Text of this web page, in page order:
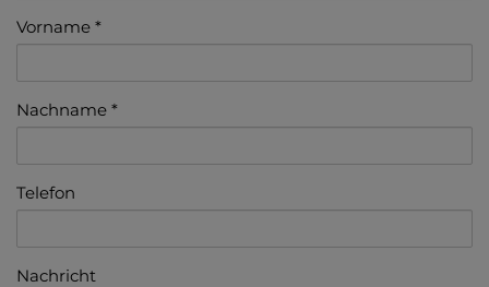
Vorname
Nachname
Telefon
Nachricht